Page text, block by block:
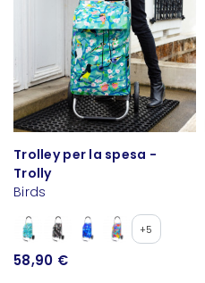
Trolley per la spesa -
Trolly
Birds
+5
58,90 €